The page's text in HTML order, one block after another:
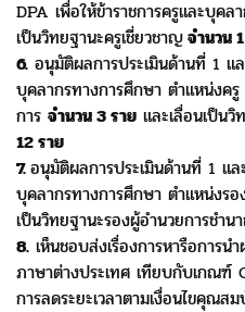
DPA เพื่อให้ข้าราชการครูและบุค
เป็นวิทยฐานะครูเชี่ยวชาญจำนวน
6. อนุมัติผลการประเมินด้านที่ 1 แ
บุคลากรทางการศึกษา ตำแหน่งค
การจำนวน 3 ราย และเลื่อนเป็น
12 ราย
7.อนุมัติผลการประเมินด้านที่ 1 แ
บุคลากรทางการศึกษา ตำแหน่งร
เป็นวิทยฐานะรองผู้อำนวยการชำ
8. เห็นชอบส่งเรื่องการหารือการ
ภาษาต่างประเทศ เทียบกับเกณฑ์
การลดระยะเวลาตามเงื่อนไขคุณส